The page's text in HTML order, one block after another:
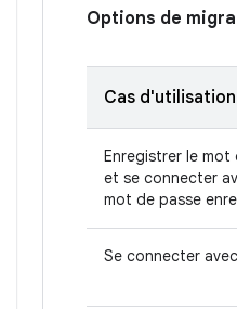
Options de
Cas d'utilisation
Enregistrer le mot
et se connecter
mot de passe
Se connecter